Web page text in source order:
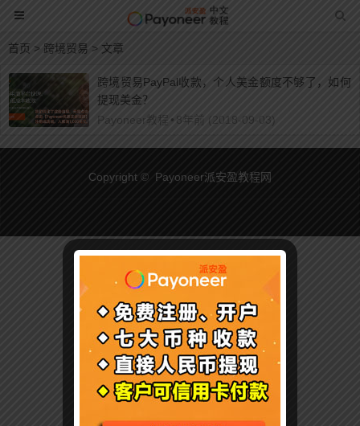
首页 > 跨境贸易 > 文章
跨境贸易PayPal收款，个人美金额度不够了，如何
提现美金？
Payoneer教程 • 8年前 (2018-09-03)
Copyright © Payoneer派安盈教程网